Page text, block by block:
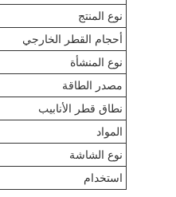
نوع المنتج
أحجام القطر الخارجي
نوع المنشأة
مصدر الطاقة
نطاق قطر الأنابيب
المواد
نوع الشاشة
استخدام